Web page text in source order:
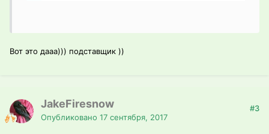
Вот это дааа))) подставщик ))
JakeFiresnow
Опубликовано 17 сентября, 2017
#3